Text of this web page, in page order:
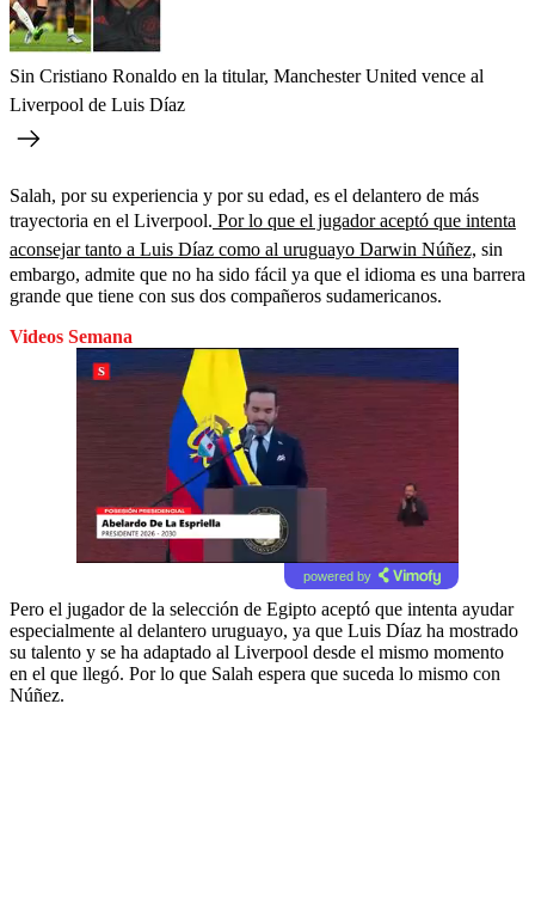
Sin Cristiano Ronaldo en la titular, Manchester United vence al
Liverpool de Luis Díaz
Salah, por su experiencia y por su edad, es el delantero de más
trayectoria en el Liverpool. Por lo que el jugador aceptó que intenta
aconsejar tanto a Luis Díaz como al uruguayo Darwin Núñez, sin
embargo, admite que no ha sido fácil ya que el idioma es una barrera
grande que tiene con sus dos compañeros sudamericanos.
Videos Semana
powered by
Pero el jugador de la selección de Egipto aceptó que intenta ayudar
especialmente al delantero uruguayo, ya que Luis Díaz ha mostrado
su talento y se ha adaptado al Liverpool desde el mismo momento
en el que llegó. Por lo que Salah espera que suceda lo mismo con
Núñez.